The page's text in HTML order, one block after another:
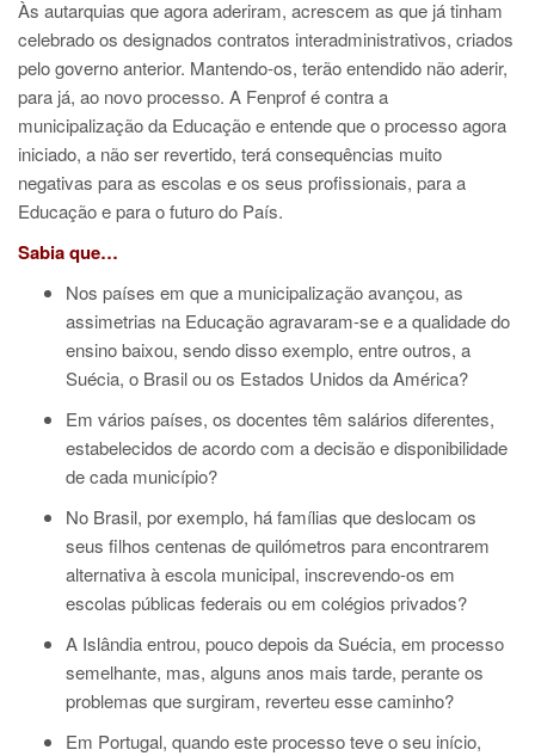
Às autarquias que agora aderiram, acrescem as que já tinham
celebrado os designados contratos interadministrativos, criados
pelo governo anterior. Mantendo-os, terão entendido não aderir,
para já, ao novo processo. A Fenprof é contra a
municipalização da Educação e entende que o processo agora
iniciado, a não ser revertido, terá consequências muito
negativas para as escolas e os seus profissionais, para a
Educação e para o futuro do País.
Sabia que…
Nos países em que a municipalização avançou, as
assimetrias na Educação agravaram-se e a qualidade do
ensino baixou, sendo disso exemplo, entre outros, a
Suécia, o Brasil ou os Estados Unidos da América?
Em vários países, os docentes têm salários diferentes,
estabelecidos de acordo com a decisão e disponibilidade
de cada município?
No Brasil, por exemplo, há famílias que deslocam os
seus filhos centenas de quilómetros para encontrarem
alternativa à escola municipal, inscrevendo-os em
escolas públicas federais ou em colégios privados?
A Islândia entrou, pouco depois da Suécia, em processo
semelhante, mas, alguns anos mais tarde, perante os
problemas que surgiram, reverteu esse caminho?
Em Portugal, quando este processo teve o seu início,